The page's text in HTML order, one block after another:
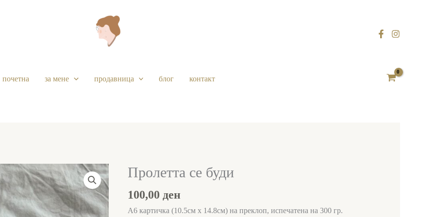
почетна за мене продавница блог контакт
Пролетта се буди
100,00ден
А6 картичка (10.5см х 14.8см) на преклоп, испечатена на 300 гр.
Пролетта
буди
количина